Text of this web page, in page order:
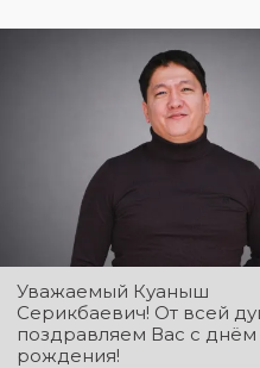
Уважаемый Куаныш
Серикбаевич! От всей
поздравляем Вас с днём
рождения!